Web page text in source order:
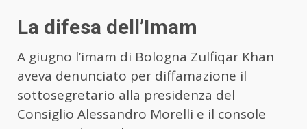
La difesa dell’Imam
A giugno l’imam di Bologna Zulfiqar Khan
aveva denunciato per diffamazione il
sottosegretario alla presidenza del
Consiglio Alessandro Morelli e il console